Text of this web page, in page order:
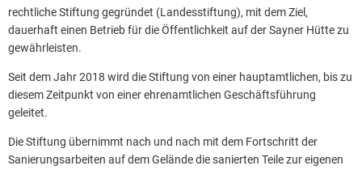
rechtliche Stiftung gegründet (Landesstiftung), mit dem Ziel,
dauerhaft einen Betrieb für die Öffentlichkeit auf der Sayner Hütte zu
gewährleisten.
Seit dem Jahr 2018 wird die Stiftung von einer hauptamtlichen, bis zu
diesem Zeitpunkt von einer ehrenamtlichen Geschäftsführung
geleitet.
Die Stiftung übernimmt nach und nach mit dem Fortschritt der
Sanierungsarbeiten auf dem Gelände die sanierten Teile zur eigenen